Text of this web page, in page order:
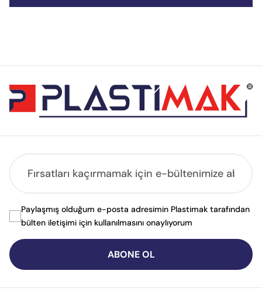
ABONE OL
Paylaşmış olduğum e-posta adresimin Plastimak tarafından
bülten iletişimi için kullanılmasını onaylıyorum